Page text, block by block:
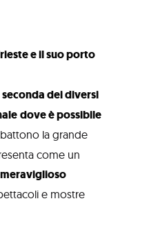
e il suo porto
dei diversi
dove è possibile
la grande
come un
e mostre